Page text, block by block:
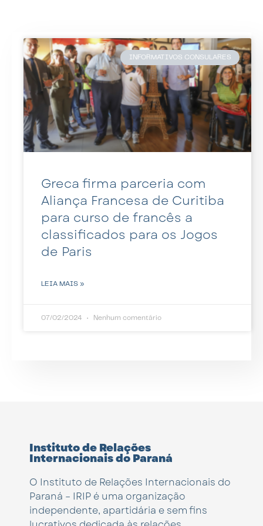
INFORMATIVOS CONSULARES
Greca firma parceria com
Aliança Francesa de Curitiba
para curso de francês a
classificados para os Jogos
de Paris
LEIA MAIS »
07/02/2024 Nenhum comentário
Instituto de Relações
Internacionais do Paraná
O Instituto de Relações Internacionais do
Paraná – IRIP é uma organização
independente, apartidária e sem fins